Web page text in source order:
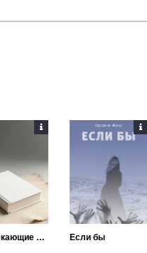
Развлекающие толпу Если бы